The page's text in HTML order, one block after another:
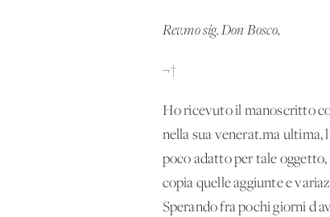
Rev.mo sig. Don Bosco,
¬†
Ho ricevuto il manoscritto
nella sua venerat.ma ultima,
poco adatto per tale
copia quelle aggiunte e
Sperando fra pochi giorni